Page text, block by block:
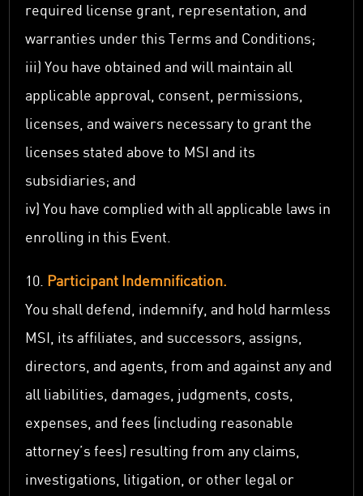
required license grant, representation, and
warranties under this Terms and Conditions;
iii) You have obtained and will maintain all
applicable approval, consent, permissions,
licenses, and waivers necessary to grant the
licenses stated above to MSI and its
subsidiaries; and
iv) You have complied with all applicable laws in
enrolling in this Event.
10. Participant Indemnification.
You shall defend, indemnify, and hold harmless
MSI, its affiliates, and successors, assigns,
directors, and agents, from and against any and
all liabilities, damages, judgments, costs,
expenses, and fees (including reasonable
attorney’s fees) resulting from any claims,
investigations, litigation, or other legal or